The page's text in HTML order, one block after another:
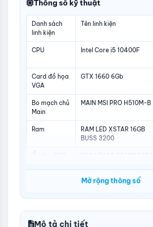
Thông số kỹ thuật
Danh sách
linh kiện
Tên linh kiện
CPU Intel Core i5 10400F
Card đồ họa
VGA
GTX 1660 6Gb
Bo mạch chủ
Main
MAIN MSI PRO H510M-B
Ram
RAM LED XSTAR 16GB
BUSS 3200
XIGMATEK Z-POWER II Z-
Mở rộng thông số
Mô tả chi tiết